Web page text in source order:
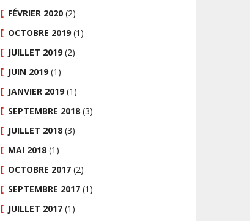
FÉVRIER 2020 (2)
OCTOBRE 2019 (1)
JUILLET 2019 (2)
JUIN 2019 (1)
JANVIER 2019 (1)
SEPTEMBRE 2018 (3)
JUILLET 2018 (3)
MAI 2018 (1)
OCTOBRE 2017 (2)
SEPTEMBRE 2017 (1)
JUILLET 2017 (1)